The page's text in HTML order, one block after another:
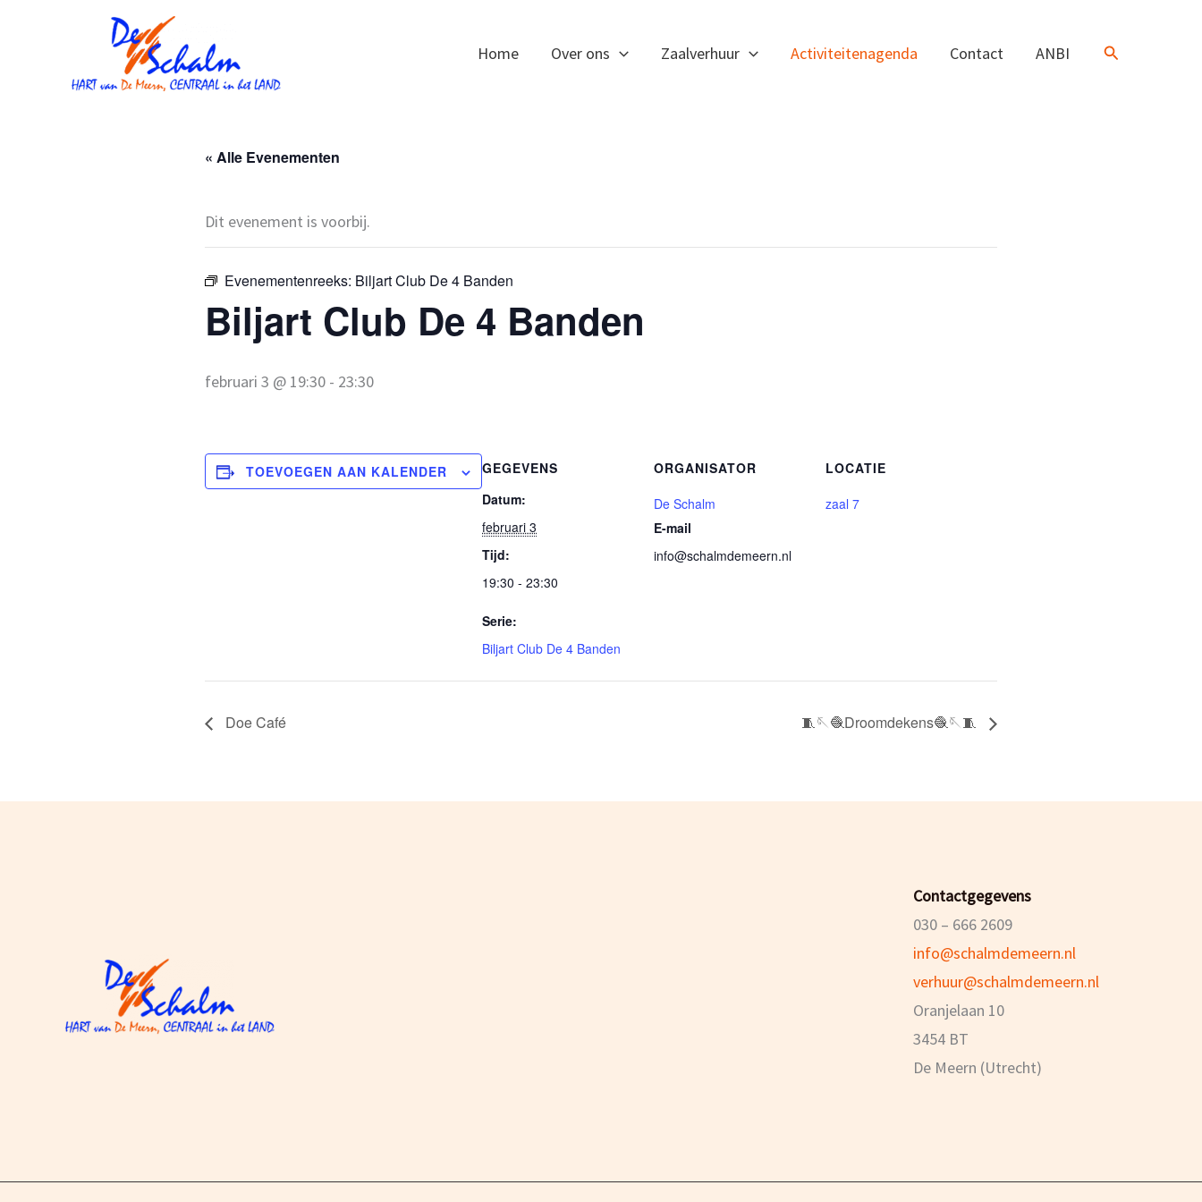
Home Over ons Zaalverhuur Activiteitenagenda Contact ANBI Zoeken
« Alle Evenementen
Dit evenement is voorbij.
Evenementenreeks: Biljart Club De 4 Banden
Biljart Club De 4 Banden
februari 3 @ 19:30 - 23:30
TOEVOEGEN AAN KALENDER
GEGEVENS
Datum:
februari 3
Tijd:
19:30 - 23:30
Serie:
Biljart Club De 4 Banden
ORGANISATOR
De Schalm
E-mail
info@schalmdemeern.nl
LOCATIE
zaal 7
Doe Café 🧵🪡🧶Droomdekens🧶🪡🧵
Contactgegevens
030 – 666 2609
info@schalmdemeern.nl
verhuur@schalmdemeern.nl
Oranjelaan 10
3454 BT
De Meern (Utrecht)